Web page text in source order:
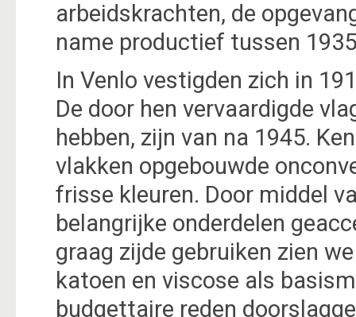
arbeidskrachten, de
name productief tussen
In Venlo vestigden zich in
De door hen vervaardigde
hebben, zijn van na 1945.
vlakken opgebouwde
frisse kleuren. Door middel
belangrijke onderdelen
graag zijde gebruiken zien
katoen en viscose als
budgettaire reden